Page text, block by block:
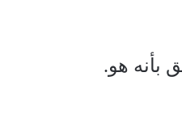
بأنه هو.